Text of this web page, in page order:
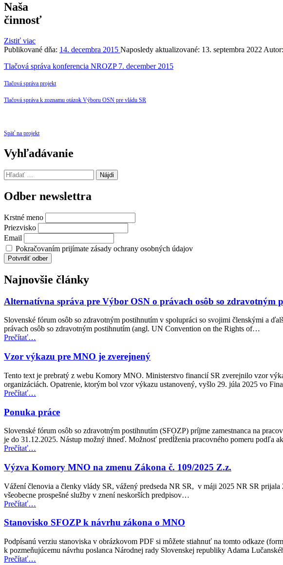
Naša
činnosť
Zistiť viac
Publikované dňa: 14. decembra 2015 Naposledy aktualizované: 13. septembra 2022 Autor:
Tlačová správa konferencia NROZP 7. december 2015
Tlačová správa projekt
Tlačová správa k zoznamu otázok Výboru OSN pre vládu SR
Späť na projekt
Preskočiť
späť
hlavnú
Vyhľadávanie
Hľadať:
Odber newslettra
Krstné meno
Priezvisko
Email
Pokračovaním prijímate zásady ochrany osobných údajov
Najnovšie články
Alternatívna správa pre Výbor OSN o právach osôb so zdravotným
Slovenské fórum osôb so zdravotným postihnutím v spolupráci so svojimi členskými a
právach osôb so zdravotným postihnutím (angl. UN Convention on the Rights of…
Prečítať“Alternatívna
pre
Výbor
OSN
o
právach
osôb
zdravotným
…
Vzor výkazu pre MNO je zverejnený
Tento text je prebratý z webu Komory MNO. Ministerstvo financií SR zverejnilo vzor
organizáciách. Opatrenie, ktorým bol vzor výkazu ustanovený, vyšlo 29. júla 2025 vo
Prečítať“Vzor
pre
MNO
je
zverejnený”
…
Ponuka práce
Slovenské fórum osôb so zdravotným postihnutím (SFOZP) príjme zamestnanca na
je do 31.12.2025. Nástup možný ihneď. Možnosť predĺženia pracovného pomeru podľa
Prečítať“Ponuka
…
Výzva Komory MNO na zmenu Zákona č. 109/2025 Z.z.
Vážení členovia a členky vlády SR, vážený predseda NR SR, v máji 2025 NR SR
všeobecne prospešné služby v znení neskorších predpisov…
Prečítať“Výzva
MNO
zmenu
Zákona
č.
…
Stanovisko SFOZP k návrhu zákona o MNO
Podpísanú verziu stanoviska v obrázkovom PDF si môžete stiahnuť na tomto odkaze
k pozmeňujúcemu návrhu poslanca Národnej rady Slovenskej republiky Adama
Prečítať“Stanovisko
…